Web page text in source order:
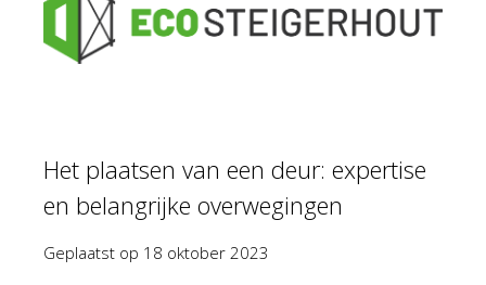
Het plaatsen van een deur: expertise
en belangrijke overwegingen
Geplaatst op 18 oktober 2023